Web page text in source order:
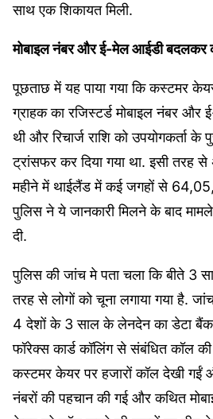
साथ एक शिकायत मिली.
मोबाइल नंबर और ई-मेल आईडी बदलकर
पूछताछ में यह पाया गया कि कस्टमर
ग्राहक का रजिस्टर्ड मोबाइल नंबर
थी और रिचार्ज राशि को उपयोगकर्ता के
ट्रांसफर कर दिया गया था. इसी
महीने में थाईलैंड में कई जगहों से
पुलिस ने ये जानकारी मिलने के बाद
दी.
पुलिस की जांच मे पता चला कि बीते 3
तरह से लोगों को चूना लगाया गया है.
4 देशों के 3 साल के लेनदेन का डेटा बैंक
फॉरेक्स कार्ड कॉलिंग से संबंधित कॉल
कस्टमर केयर पर हजारों कॉल देखी गईं
नंबरों की पहचान की गई और कथित